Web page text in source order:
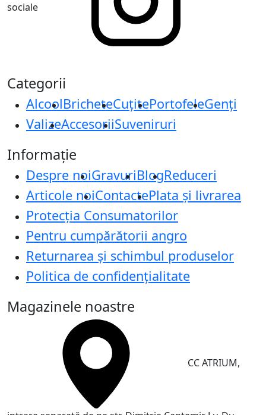
sociale
Categorii
AlcoolBricheteCuțitePortofeleGenți
ValizeAccesoriiSuveniruri
Informație
Despre noiGravuriBlogReduceri
Articole noiContactePlata și livrarea
Protecţia Consumatorilor
Pentru cumpărătorii angro
Returnarea și schimbul produselor
Politica de confidențialitate
Magazinele noastre
CC ATRIUM,